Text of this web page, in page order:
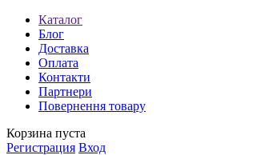
Каталог
Блог
Доставка
Оплата
Контакти
Партнери
Повернення товару
Корзина пуста
Регистрация Вход